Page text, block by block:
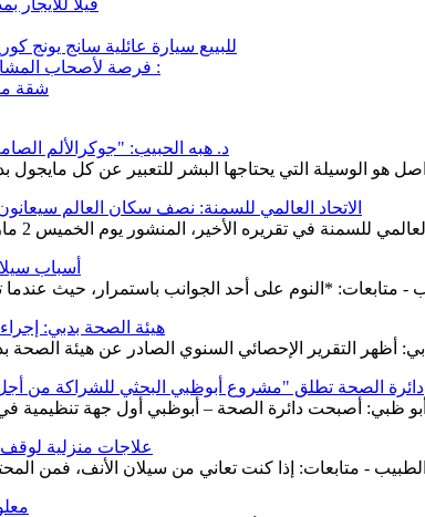
د. هبه الحبيب: "جوكرالألم
الاتحاد العالمي للسمنة: نصف سكان العالم سيعانون
أسباب
هيئة الصحة بدبي: إجراء ما يقارب 159
دائرة الصحة تطلق "مشروع أبوظبي البحثي للشراكة من
علاجات منزلية لوقف